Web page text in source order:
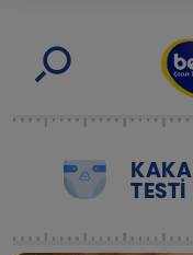
KAKA
TESTİ